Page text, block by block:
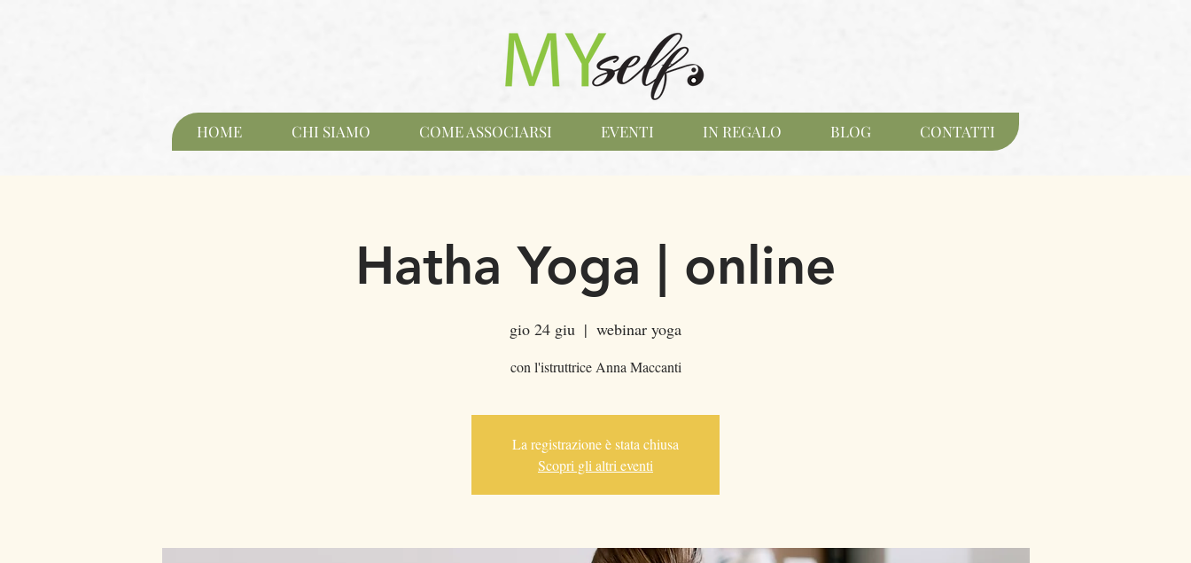
HOME CHI SIAMO COME ASSOCIARSI EVENTI IN REGALO BLOG CONTATTI
Hatha Yoga | online
gio 24 giu
  |
webinar yoga
con l'istruttrice Anna Maccanti
La registrazione è stata chiusa
Scopri gli altri eventi